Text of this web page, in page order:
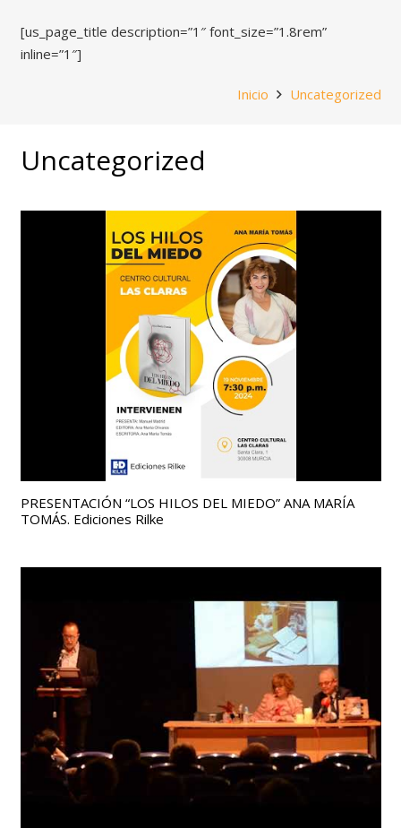
[us_page_title description=”1″ font_size=”1.8rem”
inline=”1″]
Inicio Uncategorized
Uncategorized
PRESENTACIÓN “LOS HILOS DEL MIEDO” ANA MARÍA
TOMÁS. Ediciones Rilke